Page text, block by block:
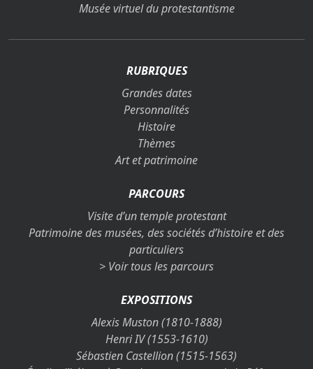
Musée virtuel du protestantisme
RUBRIQUES
Grandes dates
Personnalités
Histoire
Thèmes
Art et patrimoine
PARCOURS
Visite d’un temple protestant
Patrimoine des musées, des sociétés d’histoire et des
particuliers
> Voir tous les parcours
EXPOSITIONS
Alexis Muston (1810-1888)
Henri IV (1553-1610)
Sébastien Castellion (1515-1563)